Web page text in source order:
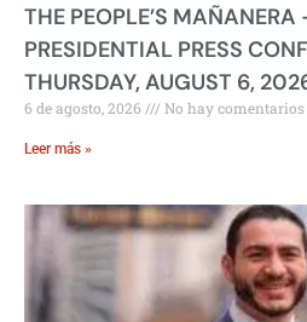
THE PEOPLE’S
PRESIDENTIAL PRESS
THURSDAY, AUGUST 6,
6 de agosto, 2026 No hay comentarios
Leer más »